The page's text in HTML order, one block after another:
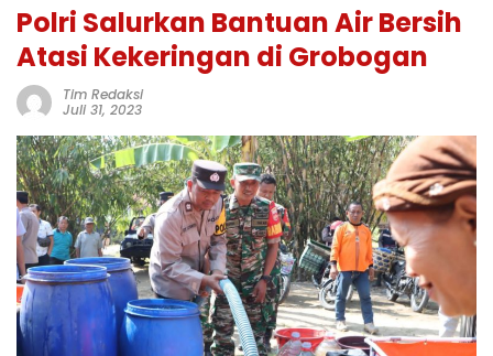
Polri Salurkan Bantuan Air Bersih
Atasi Kekeringan di Grobogan
Tim Redaksi
Juli 31, 2023